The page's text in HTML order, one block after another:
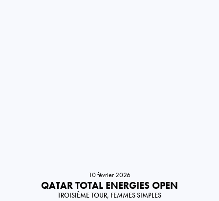
10 février 2026
QATAR TOTAL ENERGIES OPEN
TROISIÈME TOUR, FEMMES SIMPLES